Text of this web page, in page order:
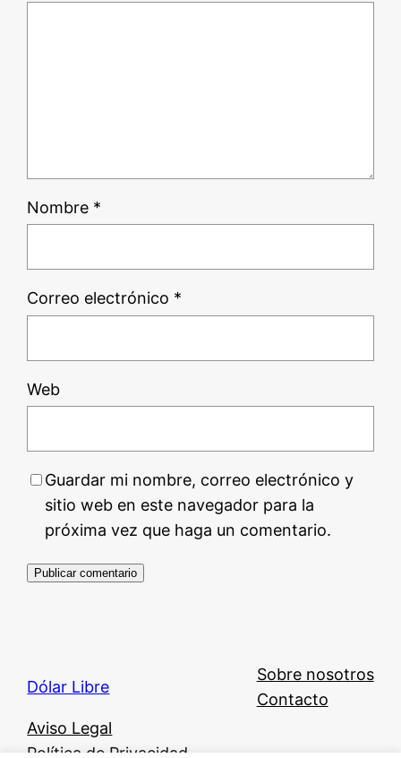
Nombre *
Correo electrónico *
Web
Guardar mi nombre, correo electrónico y
sitio web en este navegador para la
próxima vez que haga un comentario.
Dólar Libre
Sobre nosotros
Contacto
Aviso Legal
Política de Privacidad